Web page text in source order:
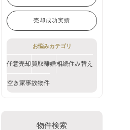
売却成功実績
お悩みカテゴリ
任意売却 買取離婚相続住み替え
空き家事故物件
物件検索